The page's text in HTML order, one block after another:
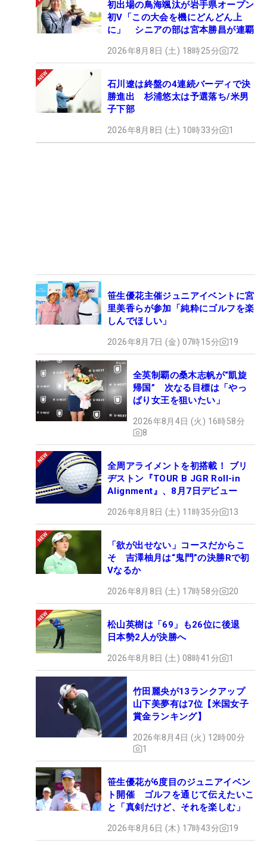
初出場の鳥海颯汰が岩手県オープン
初V「この大会を機にどんどん上
に」 シニアの部は宮本勝昌が連覇
2026年8月8日 (土) 18時25分 72
石川遼は終盤の4連続バーディで決
勝進出 杉浦悠太は予選落ち/米男
子下部
2026年8月8日 (土) 10時33分 1
笹生優花主催ジュニアイベントに宮
里美香らが参加「純粋にゴルフを楽
しんでほしい」
2026年8月7日 (金) 07時15分 19
全英制覇の桑木志帆が“凱旋
帰国” 次なる目標は「やっ
ぱり女王を狙いたい」
2026年8月4日 (火) 16時58分
8
全周アライメントを初搭載！ ブリ
ヂストン『TOUR B JGR Roll-in
Alignment』、8月7日デビュー
2026年8月8日 (土) 11時35分 13
「欲が出せない」コースだからこ
そ 吉澤柚月は“鬼門”の決勝Rで初
Vなるか
2026年8月8日 (土) 17時58分 20
松山英樹は「69」も26位に後退
日本勢2人が決勝へ
2026年8月8日 (土) 08時41分 1
竹田麗央が13ランクアップ
山下美夢有は7位【米国女子
賞金ランキング】
2026年8月4日 (火) 12時00分
1
笹生優花が6度目のジュニアイベン
ト開催 ゴルフを通じて伝えたいこ
と「真剣だけど、それを楽しむ」
2026年8月6日 (木) 17時43分 19